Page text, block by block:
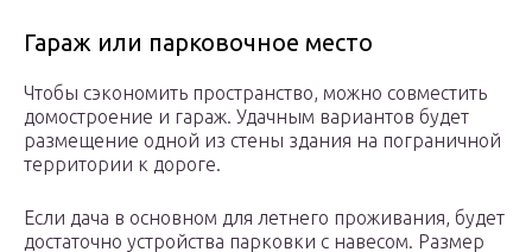
Гараж или парковочное место
Чтобы сэкономить пространство, можно совместить
домостроение и гараж. Удачным вариантов будет
размещение одной из стены здания на пограничной
территории к дороге.
Если дача в основном для летнего проживания, будет
достаточно устройства парковки с навесом. Размер